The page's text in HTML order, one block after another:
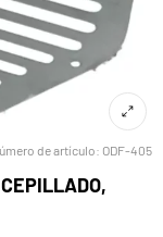
de artículo: ODF-405